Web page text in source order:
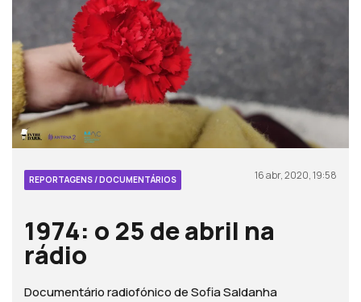
REPORTAGENS / DOCUMENTÁRIOS 16 abr, 2020, 19:58
1974: o 25 de abril na
rádio
Documentário radiofónico de Sofia Saldanha